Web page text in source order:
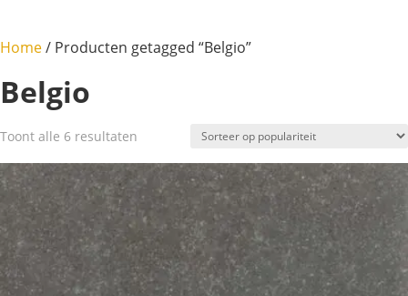
Home/ Producten getagged “Belgio”
Belgio
Toont alle 6 resultaten Gesorteerd
op
populariteit